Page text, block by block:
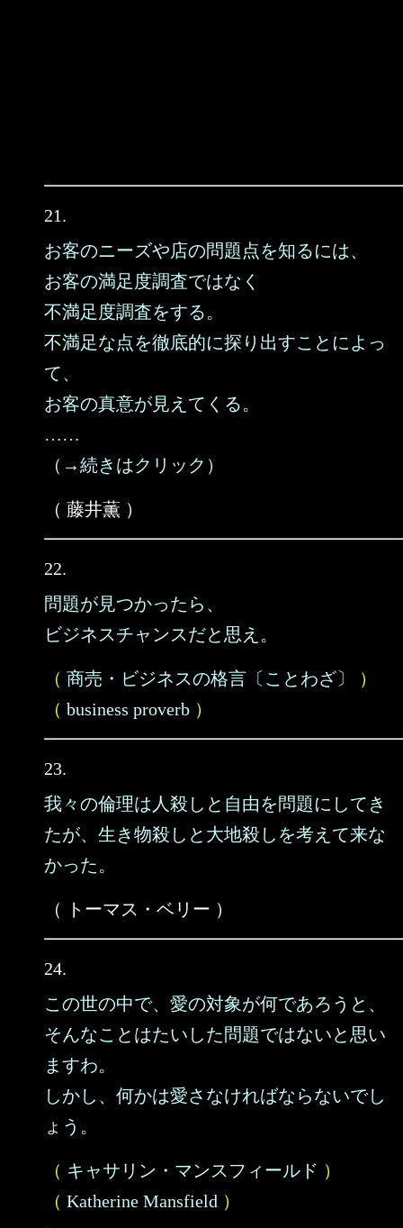
21.
お客のニーズや店の問題点を知るには、
お客の満足度調査ではなく
不満足度調査をする。
不満足な点を徹底的に探り出すことによっ
て、
お客の真意が見えてくる。
……
（→続きはクリック）
（ 藤井薫 ）
22.
問題が見つかったら、
ビジネスチャンスだと思え。
（ 商売・ビジネスの格言〔ことわざ〕
）
（ business proverb ）
23.
我々の倫理は人殺しと自由を問題にしてき
たが、生き物殺しと大地殺しを考えて来な
かった。
（ トーマス・ベリー ）
24.
この世の中で、愛の対象が何であろうと、
そんなことはたいした問題ではないと思い
ますわ。
しかし、何かは愛さなければならないでし
ょう。
（ キャサリン・マンスフィールド ）
（ Katherine Mansfield ）